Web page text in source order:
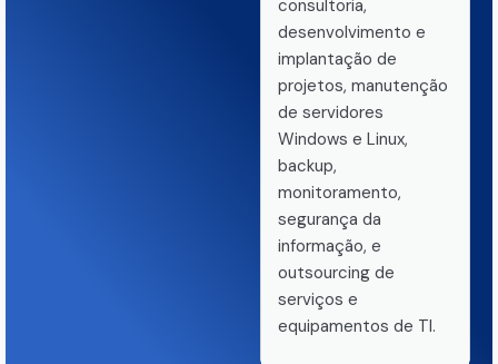
consultoria,
desenvolvimento e
implantação de
projetos, manutenção
de servidores
Windows e Linux,
backup,
monitoramento,
segurança da
informação, e
outsourcing de
serviços e
equipamentos de TI.